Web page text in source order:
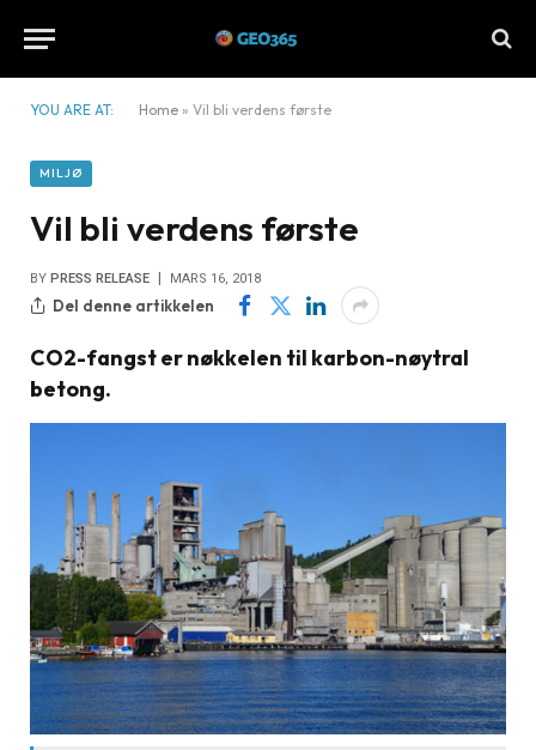
YOU ARE AT: Home » Vil bli verdens første
MILJØ
Vil bli verdens første
BY PRESS RELEASE MARS 16, 2018
Del denne artikkelen
CO2-fangst er nøkkelen til karbon-nøytral
betong.